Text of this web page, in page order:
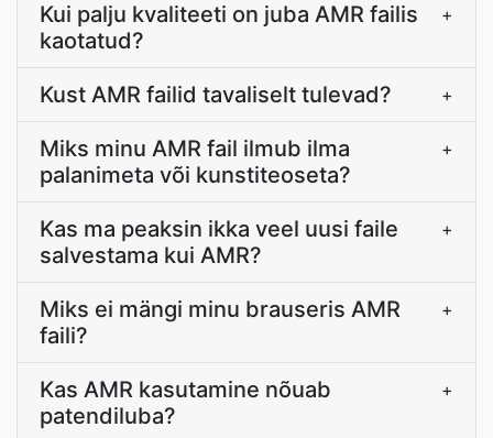
Kui palju kvaliteeti on juba AMR failis
kaotatud?
+
Kust AMR failid tavaliselt tulevad? +
Miks minu AMR fail ilmub ilma
palanimeta või kunstiteoseta?
+
Kas ma peaksin ikka veel uusi faile
salvestama kui AMR?
+
Miks ei mängi minu brauseris AMR
faili?
+
Kas AMR kasutamine nõuab
patendiluba?
+